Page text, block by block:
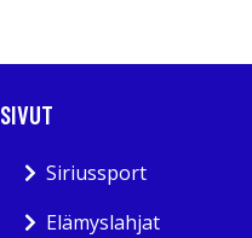
SIVUT
Siriussport
Elämyslahjat